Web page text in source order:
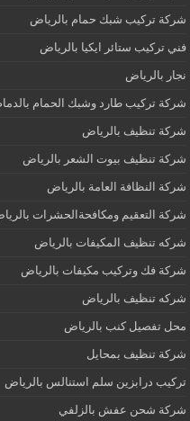
شركة تركيب شبك حمام بالرياض
فني تركيب ستائر ايكيا بالرياض
نجار بالرياض
شركة تركيب طارد وشبك الحمام
شركة تنظيف بالرياض
شركة تنظيف بيوت الشعر بالرياض
شركة النظافة العامة بالرياض
شركة التعقيم ومكافحةالحشرات
شركه تنظيف المكيفات بالرياض
شركة فك وتركيب مكيفات بالرياض
شركه تنظيف بالرياض
محل تفصيل كنب بالرياض
شركة تنظيف بمحايل
تركيب درابزين سلم استنالس بالرياض
شركة شحن عفش بالزلفي